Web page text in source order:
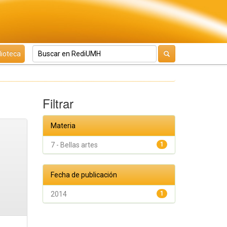
Filtrar
Materia
1
7 - Bellas artes
Fecha de publicación
1
2014